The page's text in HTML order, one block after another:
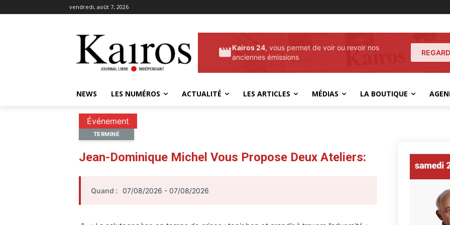
vendredi, août 7, 2026
Kairos 24, vous permet de voir ou revoir nos
anciennes émissions
NEWS LES NUMÉROS ACTUALITÉ LES ARTICLES MÉDIAS LA BOUTIQUE
Événement
TERMINÉ
Jean-Dominique Michel Vous Propose Deux Ateliers:
Quand : 07/08/2026 - 07/08/2026